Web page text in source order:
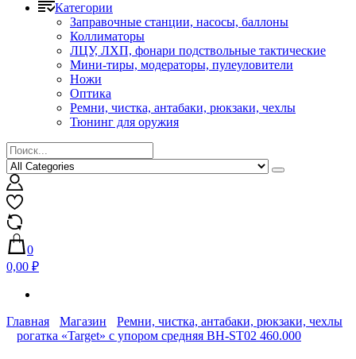
Категории
Заправочные станции, насосы, баллоны
Коллиматоры
ЛЦУ, ЛХП, фонари подствольные тактические
Мини-тиры, модераторы, пулеуловители
Ножи
Оптика
Ремни, чистка, антабаки, рюкзаки, чехлы
Тюнинг для оружия
0
0,00 ₽
Главная Магазин
Ремни, чистка, антабаки, рюкзаки, чехлы
рогатка «Target» с упором средняя BH-ST02 460.000